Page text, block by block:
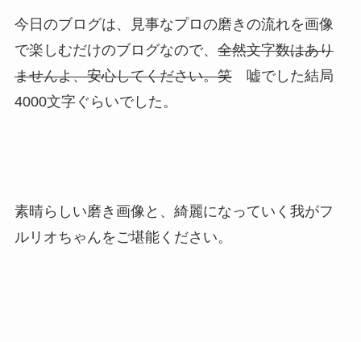
今日のブログは、見事なプロの磨きの流れを画像
で楽しむだけのブログなので、 全然文字数はあり
ませんよ、安心してください。笑嘘でした結局
4000文字ぐらいでした。
素晴らしい磨き画像と、綺麗になっていく我がフ
ルリオちゃんをご堪能ください。